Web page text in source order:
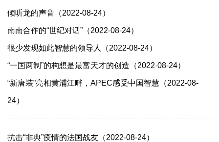
倾听龙的声音（2022-08-24）
南南合作的“世纪对话”（2022-08-24）
很少发现如此智慧的领导人（2022-08-24）
“一国两制”的构想是最富天才的创造（2022-08-24）
“新唐装”亮相黄浦江畔，APEC感受中国智慧（2022-08-
24）
抗击“非典”疫情的法国战友（2022-08-24）